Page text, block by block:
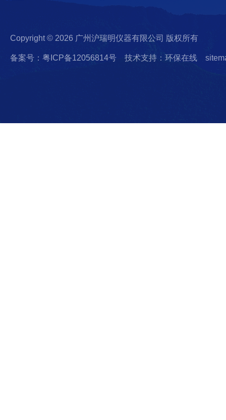
Copyright © 2026 广州沪瑞明仪器有限公司 版权所有
备案号：粤ICP备12056814号 技术支持：环保在线